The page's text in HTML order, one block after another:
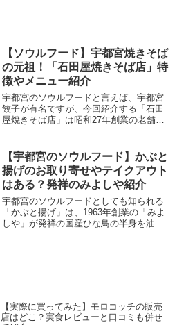
【ソウルフード】宇都宮焼きそば
の元祖！「石田屋焼きそば店」特
徴やメニュー紹介
宇都宮のソウルフードと言えば、宇都宮
餃子が有名ですが、今回紹介する「石田
屋焼きそば店」は昭和27年創業の老舗
宇都宮ですが、実は約50店舗もの焼きそ
ば専門店がある「焼きそ...
【宇都宮のソウルフード】かぶと
揚げのお取り寄せやテイクアウト
はある？発祥のみよしや紹介
宇都宮のソウルフードとしても知られる
「かぶと揚げ」は、1963年創業の「みよ
しや」が発祥の国産ひな鳥の半身を油で
【実際に買ってみた】モロコッチの販売
店はどこ？実食レビューと口コミも併せ